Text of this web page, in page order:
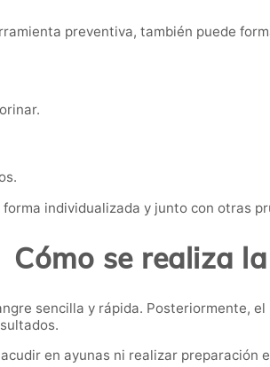
preventiva, también puede
individualizada y junto con otras
Cómo se realiza
sencilla y rápida. Posteriormente,
en ayunas ni realizar preparación